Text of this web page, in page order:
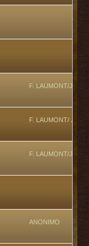
F. LAUMONT/J.
F. LAUMONT/ J.
F. LAUMONT/J.
ANONIMO